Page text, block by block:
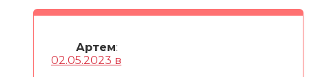
Артем:
02.05.2023 в